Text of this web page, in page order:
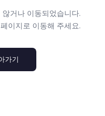
거나 이동되었습니다.
이지로 이동해 주세요.
가기